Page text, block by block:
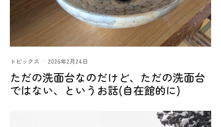
トピックス · 2026年2月24日
ただの洗面台なのだけど、ただの洗面台
ではない、というお話(自在館的に)